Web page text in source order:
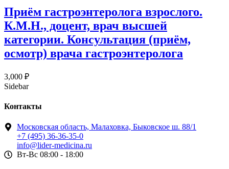
Приём гастроэнтеролога взрослого.
К.М.Н., доцент, врач высшей
категории. Консультация (приём,
осмотр) врача гастроэнтеролога
3,000 ₽
Sidebar
Контакты
Московская область, Малаховка, Быковское ш. 88/1
+7 (495) 36-36-35-0
info@lider-medicina.ru
Вт-Вс 08:00 - 18:00